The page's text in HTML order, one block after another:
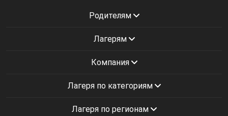
Родителям
Лагерям
Компания
Лагеря по категориям
Лагеря по регионам